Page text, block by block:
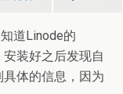
道Linode的
装好之后发现自
体的信息，因为